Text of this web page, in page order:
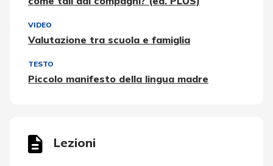
VIDEO
Valutazione tra scuola e famiglia
TESTO
Piccolo manifesto della lingua madre
Lezioni